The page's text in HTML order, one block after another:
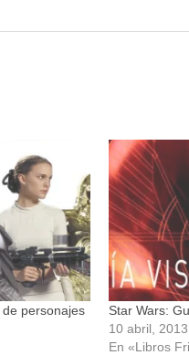
personajes
Star Wars:
10 abril, 2013
En «Libros